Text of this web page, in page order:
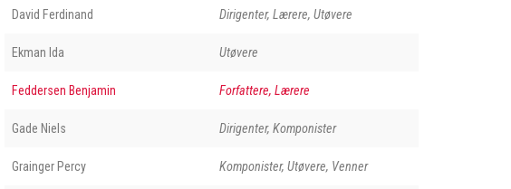
David Ferdinand Dirigenter, Lærere, Utøvere
Ekman Ida Utøvere
Feddersen Benjamin Forfattere, Lærere
Gade Niels Dirigenter, Komponister
Grainger Percy Komponister, Utøvere, Venner